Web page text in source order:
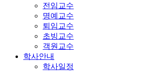
전임교수
명예교수
퇴임교수
초빙교수
객원교수
학사안내
학사일정